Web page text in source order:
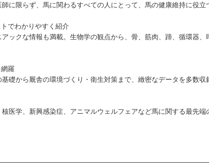
に限らず、馬に関わるすべての人にとって、馬の健康維持に役立
でわかりやすく紹介
ックな情報も満載。生物学の観点から、骨、筋肉、蹄、循環器
羅
礎から厩舎の環境づくり・衛生対策まで、緻密なデータを多数収
医学、新興感染症、アニマルウェルフェアなど馬に関する最先端